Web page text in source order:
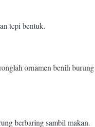
tepi bentuk.
ornamen benih
berbaring sambil makan.